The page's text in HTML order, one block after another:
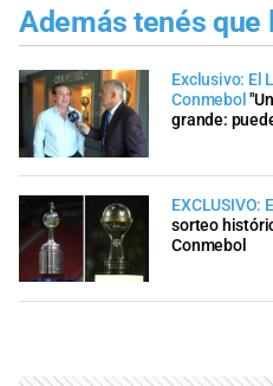
Además tenés que
Exclusivo: El
Conmebol
grande:
sorteo
Conmebol